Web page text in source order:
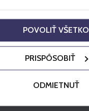
POVOLIŤ VŠETKO
PRISPÔSOBIŤ
ODMIETNUŤ